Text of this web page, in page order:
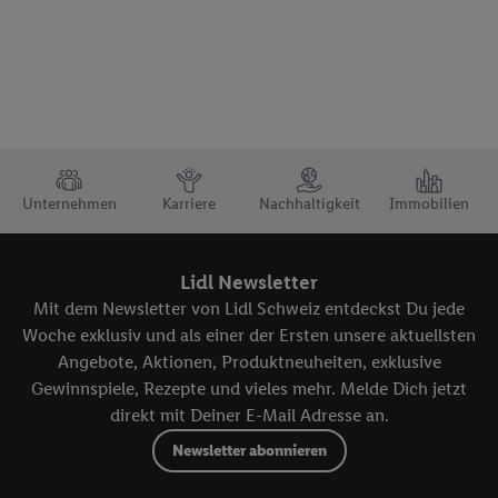
TRUSTBAR
Unternehmen Karriere Nachhaltigkeit Immobilien
Lidl Newsletter
Mit dem Newsletter von Lidl Schweiz entdeckst Du jede
Woche exklusiv und als einer der Ersten unsere aktuellsten
Angebote, Aktionen, Produktneuheiten, exklusive
Gewinnspiele, Rezepte und vieles mehr. Melde Dich jetzt
direkt mit Deiner E-Mail Adresse an.
Newsletter abonnieren